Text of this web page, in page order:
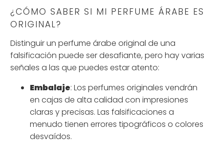
¿CÓMO SABER SI MI PERFUME ÁRABE ES
ORIGINAL?
Distinguir un perfume árabe original de una
falsificación puede ser desafiante, pero hay varias
señales a las que puedes estar atento:
Embalaje: Los perfumes originales vendrán
en cajas de alta calidad con impresiones
claras y precisas. Las falsificaciones a
menudo tienen errores tipográficos o colores
desvaídos.